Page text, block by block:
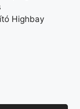
Highbay